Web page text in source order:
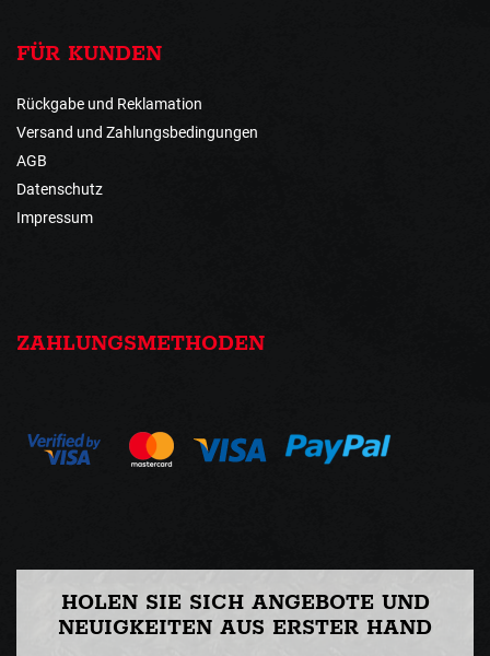
FÜR KUNDEN
Rückgabe und Reklamation
Versand und Zahlungsbedingungen
AGB
Datenschutz
Impressum
ZAHLUNGSMETHODEN
HOLEN SIE SICH ANGEBOTE UND
NEUIGKEITEN AUS ERSTER HAND